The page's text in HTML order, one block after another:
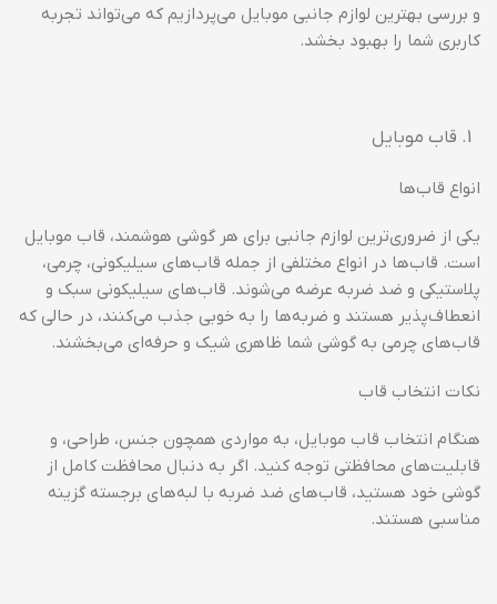
و بررسی بهترین لوازم جانبی موبایل می‌پردازیم که می‌تواند تجربه
کاربری شما را بهبود بخشد.
قاب موبایل
انواع قاب‌ها
یکی از ضروری‌ترین لوازم جانبی برای هر گوشی هوشمند، قاب موبایل
است. قاب‌ها در انواع مختلفی از جمله قاب‌های سیلیکونی، چرمی،
پلاستیکی و ضد ضربه عرضه می‌شوند. قاب‌های سیلیکونی سبک و
انعطاف‌پذیر هستند و ضربه‌ها را به خوبی جذب می‌کنند، در حالی که
قاب‌های چرمی به گوشی شما ظاهری شیک و حرفه‌ای می‌بخشند.
نکات انتخاب قاب
هنگام انتخاب قاب موبایل، به مواردی همچون جنس، طراحی، و
قابلیت‌های محافظتی توجه کنید. اگر به دنبال محافظت کامل از
گوشی خود هستید، قاب‌های ضد ضربه با لبه‌های برجسته گزینه
مناسبی هستند.